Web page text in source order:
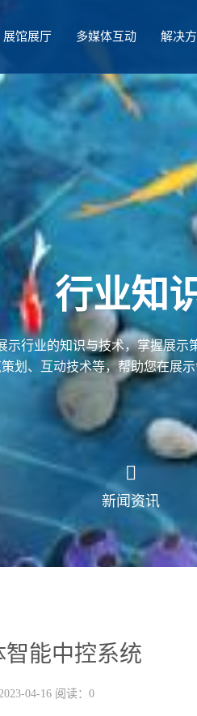
展馆展厅 多媒体互动 解决
行业知
示行业的知识与技术，掌握展
划、互动技术等，帮助您在展示
新闻资讯
能中控系统
04-16 阅读：0